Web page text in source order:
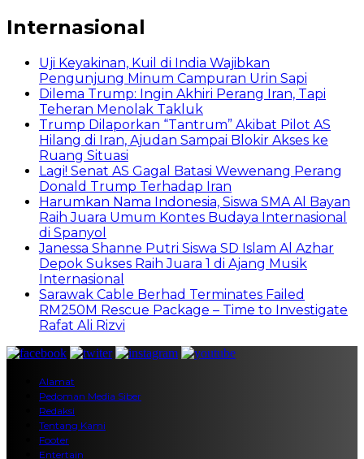
Internasional
Uji Keyakinan, Kuil di India Wajibkan
Pengunjung Minum Campuran Urin Sapi
Dilema Trump: Ingin Akhiri Perang Iran, Tapi
Teheran Menolak Takluk
Trump Dilaporkan “Tantrum” Akibat Pilot AS
Hilang di Iran, Ajudan Sampai Blokir Akses ke
Ruang Situasi
Lagi! Senat AS Gagal Batasi Wewenang Perang
Donald Trump Terhadap Iran
Harumkan Nama Indonesia, Siswa SMA Al Bayan
Raih Juara Umum Kontes Budaya Internasional
di Spanyol
Janessa Shanne Putri Siswa SD Islam Al Azhar
Depok Sukses Raih Juara 1 di Ajang Musik
Internasional
Sarawak Cable Berhad Terminates Failed
RM250M Rescue Package – Time to Investigate
Rafat Ali Rizvi
Alamat
Pedoman Media Siber
Redaksi
Tentang Kami
Footer
Entertain